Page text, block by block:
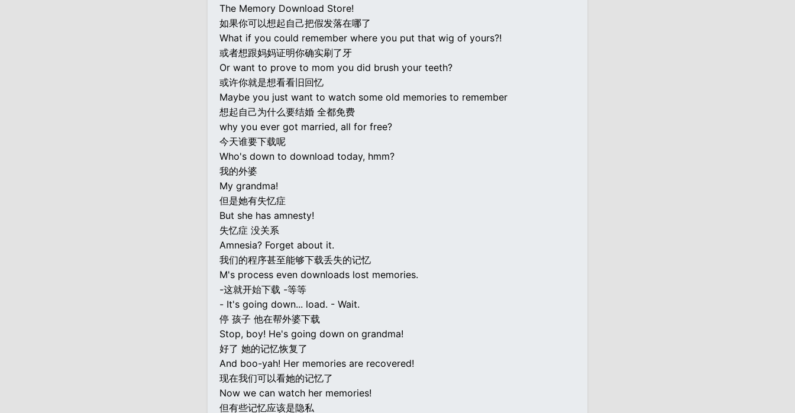
The Memory Download Store!
如果你可以想起自己把假发落在哪了
What if you could remember where you put that wig of yours?!
或者想跟妈妈证明你确实刷了牙
Or want to prove to mom you did brush your teeth?
或许你就是想看看旧回忆
Maybe you just want to watch some old memories to remember
想起自己为什么要结婚 全都免费
why you ever got married, all for free?
今天谁要下载呢
Who's down to download today, hmm?
我的外婆
My grandma!
但是她有失忆症
But she has amnesty!
失忆症 没关系
Amnesia? Forget about it.
我们的程序甚至能够下载丢失的记忆
M's process even downloads lost memories.
-这就开始下载 -等等
- It's going down... load. - Wait.
停 孩子 他在帮外婆下载
Stop, boy! He's going down on grandma!
好了 她的记忆恢复了
And boo-yah! Her memories are recovered!
现在我们可以看她的记忆了
Now we can watch her memories!
但有些记忆应该是隐私